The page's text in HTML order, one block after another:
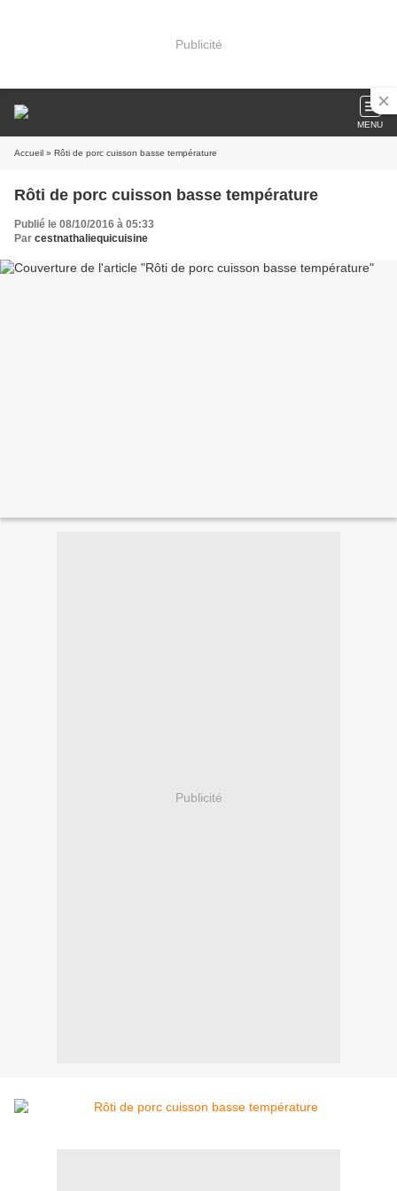
Publicité
MENU
Accueil » Rôti de porc cuisson basse température
Rôti de porc cuisson basse température
Publié le 08/10/2016 à 05:33
Par cestnathaliequicuisine
Publicité